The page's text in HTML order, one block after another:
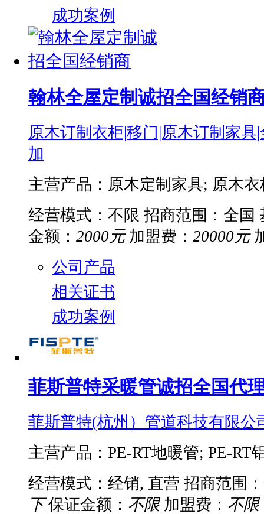
成功案例
翰林全屋定制诚招全国经销
原木订制衣柜|移门|原木订制家
加
主营产品：原木定制家具; 原木
经营模式：不限 招商范围：全国
金额： 2000元 加盟费： 20000元
公司产品
相关证书
成功案例
菲斯普特采暖管诚招全国代
菲斯普特(杭州）管道科技有限公
主营产品：PE-RT地暖管; PE-RT
经营模式：经销, 直营 招商范围
下 保证金额： 不限 加盟费： 不限